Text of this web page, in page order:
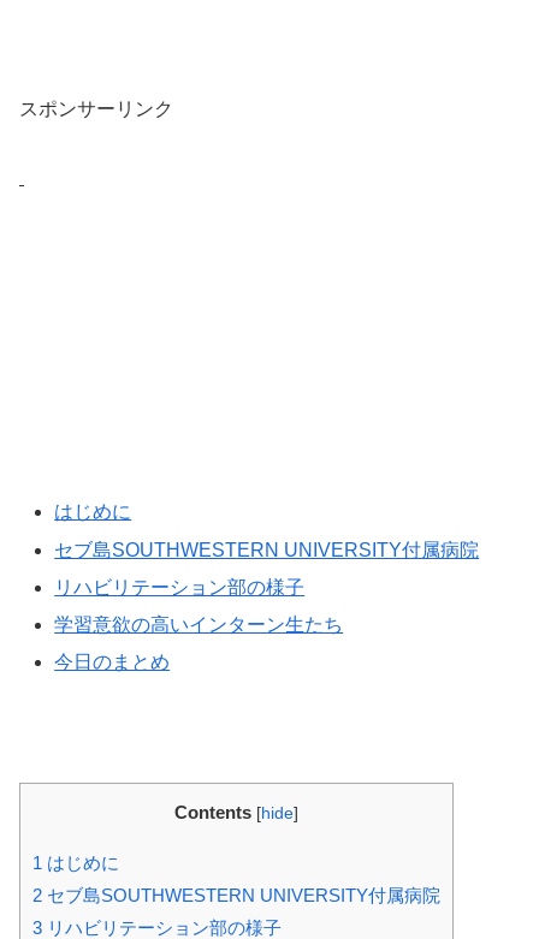
スポンサーリンク
はじめに
セブ島SOUTHWESTERN UNIVERSITY付属病院
リハビリテーション部の様子
学習意欲の高いインターン生たち
今日のまとめ
Contents [hide]
1 はじめに
2 セブ島SOUTHWESTERN UNIVERSITY付属病院
3 リハビリテーション部の様子